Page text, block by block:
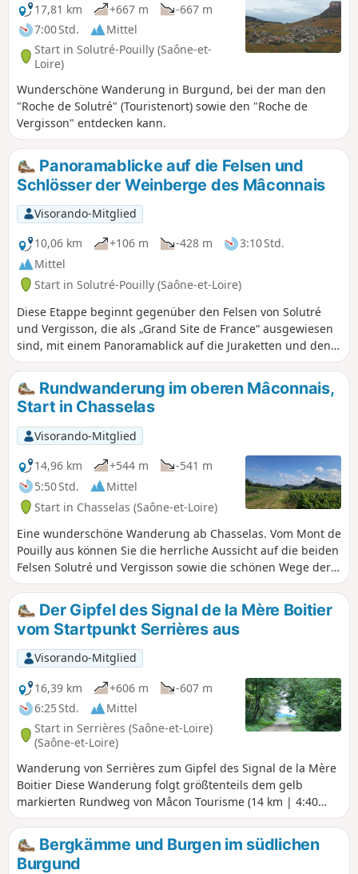
17,81 km
+667 m
-667 m
7:00 Std.
Mittel
Start in Solutré-Pouilly (Saône-et-
Loire)
Wunderschöne Wanderung in Burgund, bei der man den
"Roche de Solutré" (Touristenort) sowie den "Roche de
Vergisson" entdecken kann.
Panoramablicke auf die Felsen und
Schlösser der Weinberge des Mâconnais
Visorando-Mitglied
10,06 km
+106 m -428 m
3:10 Std.
Mittel
Start in Solutré-Pouilly (Saône-et-Loire)
Diese Etappe beginnt gegenüber den Felsen von Solutré
und Vergisson, die als „Grand Site de France“ ausgewiesen
sind, mit einem Panoramablick auf die Juraketten und den
Mont Blanc. Man durchquert zwei Naturschutzgebiete von
ökologischem, faunistischem und floristischem Interesse
(ZNIEFF) sowie renommierte Weinberge (Pouilly-Fuissé,
Pouilly-Vinzelles), von denen aus man die Schlösser von
Chasselas und Vinzelles überblickt.
Rundwanderung im oberen Mâconnais,
Start in Chasselas
Visorando-Mitglied
14,96 km
+544 m
-541 m
5:50 Std.
Mittel
Start in Chasselas (Saône-et-Loire)
Eine wunderschöne Wanderung ab Chasselas. Vom Mont de
Pouilly aus können Sie die herrliche Aussicht auf die beiden
Felsen Solutré und Vergisson sowie die schönen Wege der
Grange du Bois genießen. Sie entdecken die
Weinbaulandschaft sowie die Felder und Wälder der Region
mit der Grange du Bois. Eine sportliche Wanderung, die
Liebhaber der freien Natur begeistern wird.
Der Gipfel des Signal de la Mère Boitier
vom Startpunkt Serrières aus
Visorando-Mitglied
16,39 km
+606 m
-607 m
6:25 Std.
Mittel
Start in Serrières (Saône-et-Loire)
(Saône-et-Loire)
Wanderung von Serrières zum Gipfel des Signal de la Mère
Boitier Diese Wanderung folgt größtenteils dem gelb
markierten Rundweg von Mâcon Tourisme (14 km | 4:40
Std. zu Fuß), der hier heruntergeladen werden kann, und
teilweise dem blau markierten Rundweg Crêtes von Mère
Boitier zum Weiler Les Guérins.
Bergkämme und Burgen im südlichen
Burgund